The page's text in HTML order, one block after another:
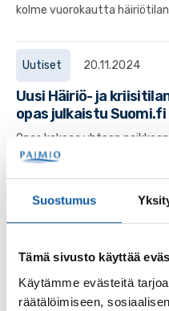
Suostumus
Tämä sivusto käyttää
Käytämme evästeitä
räätälöimiseen,
kolme vuorokautta
Uutiset 20.11.2024
Uusi Häiriö- ja
opas julkaistu
Opas kokoaa yhteen
häiriöihin ja kriiseihin
Uutiset 4.10.2024
Turun seudun itäiset
LOUNAIS24-
9.-10.10.2024